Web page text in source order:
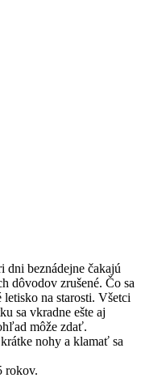
dni beznádejne čakajú
dôvodov zrušené. Čo sa
na starosti. Všetci
sa vkradne ešte aj
môže zdať.
nohy a klamať sa
rokov.